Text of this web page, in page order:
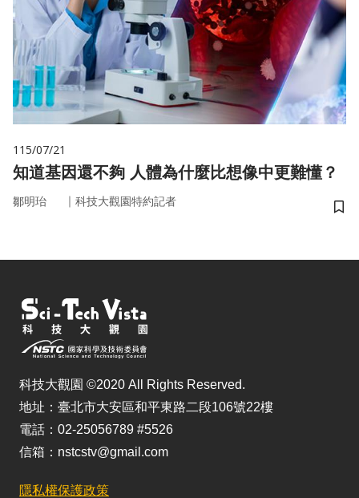
115/07/21
知道基因還不夠 人體為什麼比想像中更難懂？
鄒明珆 ｜ 科技大觀園特約記者
儲
科技大觀園 ©2020 All Rights Reserved.
地址：臺北市大安區和平東路二段106號22樓
電話：02-25056789 #5526
信箱：nstcstv@gmail.com
隱私權保護政策